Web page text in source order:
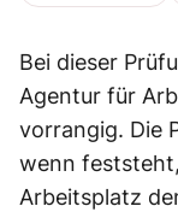
Bei dieser
Agentur für
vorrangig. Die
wenn
Arbeitsplatz